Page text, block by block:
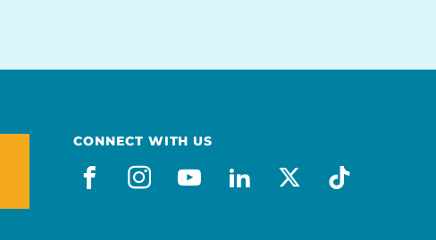
CONNECT WITH US
facebook_es
instagram
youtube
linkedin
x-socialtiktok